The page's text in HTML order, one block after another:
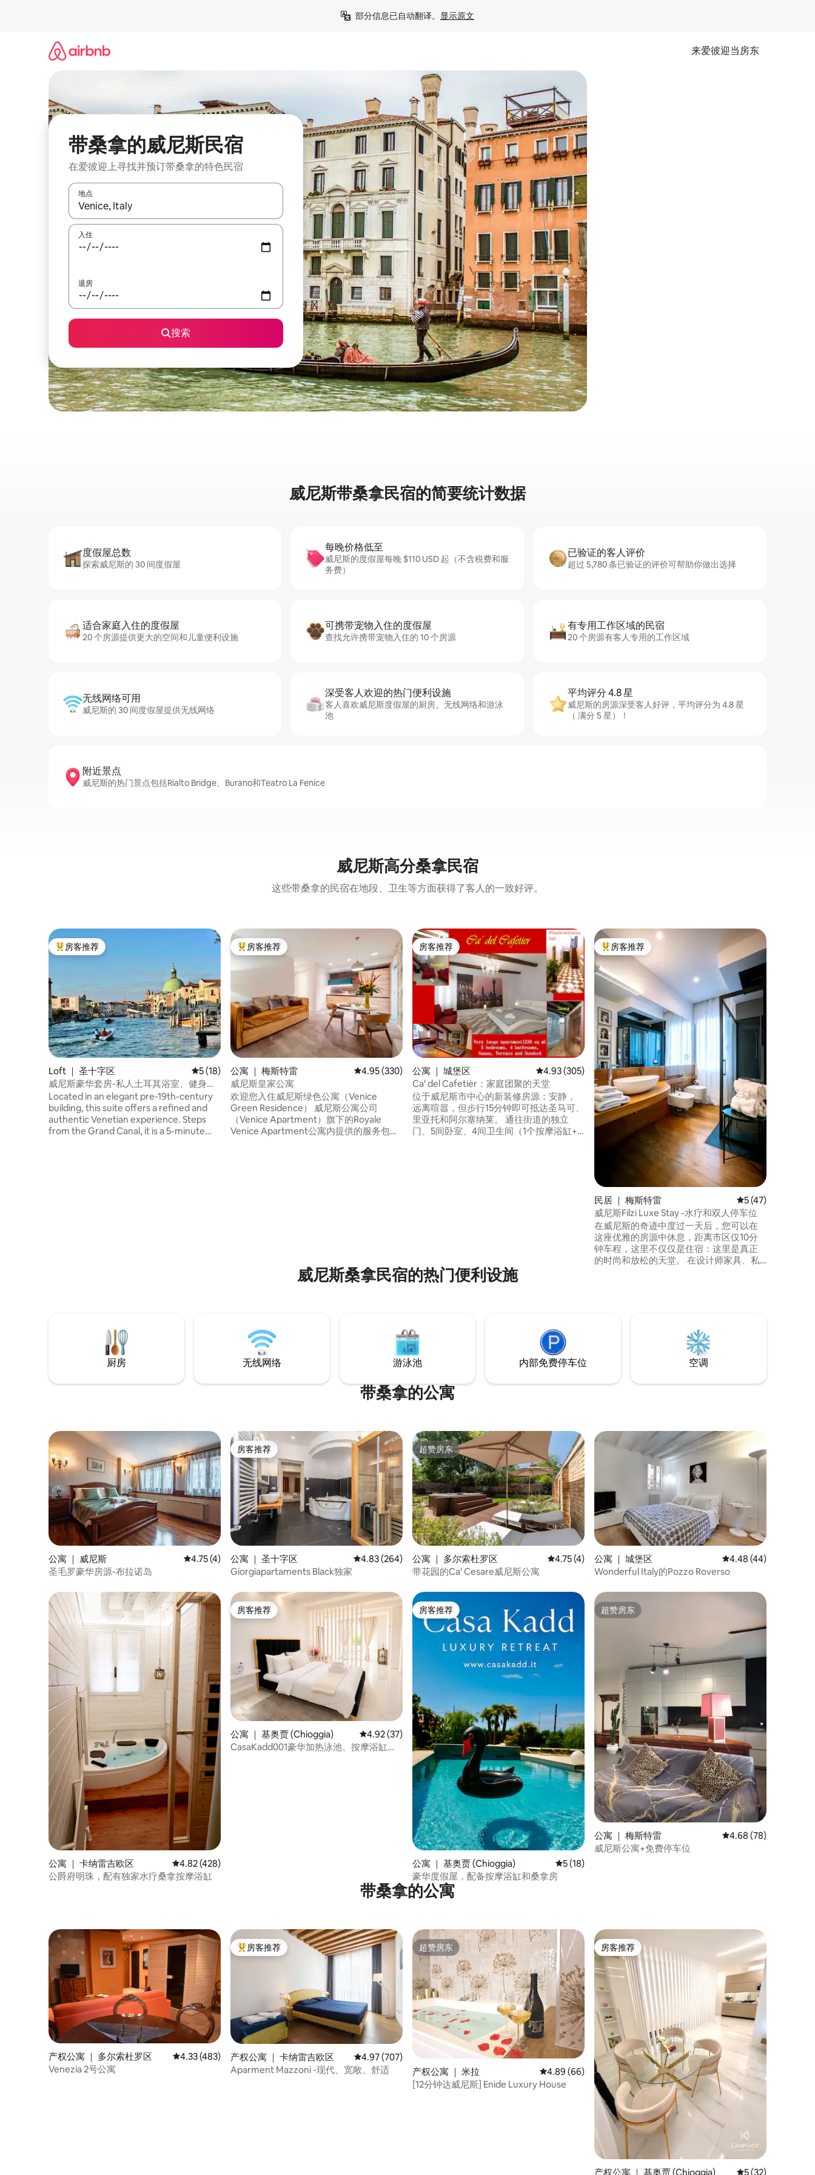
部分信息已自动翻译。 显示原文
来爱彼迎当房东
带桑拿的威尼斯民宿
在爱彼迎上寻找并预订带桑拿的特色民宿
地点
如有搜索结果，请使用上下方向键查看，或通过点击或滑动手势浏览。
入住
退房
搜索
威尼斯带桑拿民宿的简要统计数据
度假屋总数
探索威尼斯的 30 间度假屋
每晚价格低至
威尼斯的度假屋每晚 $110 USD 起（不含税费和服
务费）
已验证的客人评价
超过 5,780 条已验证的评价可帮助你做出选择
适合家庭入住的度假屋
20 个房源提供更大的空间和儿童便利设施
可携带宠物入住的度假屋
查找允许携带宠物入住的 10 个房源
有专用工作区域的民宿
20 个房源有客人专用的工作区域
无线网络可用
威尼斯的 30 间度假屋提供无线网络
深受客人欢迎的热门便利设施
客人喜欢威尼斯度假屋的厨房、无线网络和游泳
池
平均评分 4.8 星
威尼斯的房源深受客人好评，平均评分为 4.8 星
（ 满分 5 星）！
附近景点
威尼斯的热门景点包括Rialto Bridge、Burano和Teatro La Fenice
威尼斯高分桑拿民宿
这些带桑拿的民宿在地段、卫生等方面获得了客人的一致好评。
热门「房客推荐」
房客推荐
Loft ｜ 圣十字区 平均评分 5 分（满分 5 分），共 18 条评价
5 (18)
威尼斯豪华套房-私人土耳其浴室、健身房
和设计
Located in an elegant pre-19th-century
building, this suite offers a refined and
authentic Venetian experience. Steps
from the Grand Canal, it is a 5-minute
热门「房客推荐」
房客推荐
公寓 ｜ 梅斯特雷 平均评分 4.95 分（满分 5 分），共 330 条评价
4.95 (330)
威尼斯皇家公寓
欢迎您入住威尼斯绿色公寓（Venice
Green Residence） 威尼斯公寓公司
（Venice Apartment）旗下的Royale
Venice Apartment公寓内提供的服务包
房客推荐
房客推荐
公寓 ｜ 城堡区 平均评分 4.93 分（满分 5 分），共 305 条评价
4.93 (305)
Ca' del Cafetièr：家庭团聚的天堂
位于威尼斯市中心的新装修房源：安静，
远离喧嚣，但步行15分钟即可抵达圣马可、
里亚托和阿尔塞纳莱。 通往街道的独立
门、5间卧室、4间卫生间（1个按摩浴缸+1
热门「房客推荐」
房客推荐
民居 ｜ 梅斯特雷 平均评分 5 分（满
5 (47)
威尼斯Filzi Luxe Stay -水疗和双人停车位
在威尼斯的奇迹中度过一天后，您可以在
这座优雅的房源中休息，距离市区仅10分
钟车程，这里不仅仅是住宿：这里是真正
的时尚和放松的天堂。 在设计师家具、私
威尼斯桑拿民宿的热门便利设施
厨房 无线网络 游泳池 内部免费停车位 空调
带桑拿的公寓
公寓 ｜ 威尼斯 平均评分 4.75 分（满分 5 分），共 4 条评价
4.75 (4)
圣毛罗豪华房源-布拉诺岛
房客推荐
房客推荐
公寓 ｜ 圣十字区 平均评分 4.83 分（满分 5 分），共 264 条评价
4.83 (264)
Giorgiapartaments Black独家
超赞房东
超赞房东
公寓 ｜ 多尔索杜罗区 平均评分 4.75 分（满分 5 分），共 4 条评价
4.75 (4)
带花园的Ca' Cesare威尼斯公寓
公寓 ｜ 城堡区 平均评分 4.48 分（满
4.48 (44)
Wonderful Italy的Pozzo Roverso
公寓 ｜ 卡纳雷吉欧区 平均评分 4.82 分（满分 5 分），共 428 条评价
4.82 (428)
公爵府明珠，配有独家水疗桑拿按摩浴缸
房客推荐
房客推荐
公寓 ｜ 基奥贾 (Chioggia) 平均评分 4.92 分（满分 5 分），共 37 条评价
4.92 (37)
CasaKadd001豪华加热泳池、按摩浴缸和
房客推荐
房客推荐
公寓 ｜ 基奥贾 (Chioggia) 平均评分 5 分（满分 5 分），共 18 条评价
5 (18)
豪华度假屋，配备按摩浴缸和桑拿房
超赞房东
超赞房东
公寓 ｜ 梅斯特雷 平均评分 4.68 分（满
4.68 (78)
威尼斯公寓+免费停车位
带桑拿的公寓
产权公寓 ｜ 多尔索杜罗区 平均评分 4.33 分（满分 5 分），共 483 条评价
4.33 (483)
Venezia 2号公寓
热门「房客推荐」
房客推荐
产权公寓 ｜ 卡纳雷吉欧区 平均评分 4.97 分（满分 5 分），共 707 条评价
4.97 (707)
Aparment Mazzoni -现代、宽敞、舒适
超赞房东
超赞房东
产权公寓 ｜ 米拉 平均评分 4.89 分（满分 5 分），共 66 条评价
4.89 (66)
[12分钟达威尼斯] Enide Luxury House
房客推荐
房客推荐
产权公寓 ｜ 基奥贾 (Chioggia) 平均评分 5 分（满
5 (32)